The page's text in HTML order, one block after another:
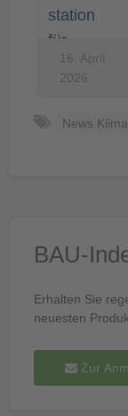
station
für…
16. April
2026
News
BAU-
Erhalten Sie
neuesten
Zur